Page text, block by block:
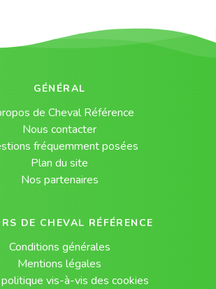
GÉNÉRAL
de Cheval Référence
Nous contacter
fréquemment posées
Plan du site
Nos partenaires
DE CHEVAL RÉFÉRENCE
Conditions générales
Mentions légales
vis-à-vis des cookies